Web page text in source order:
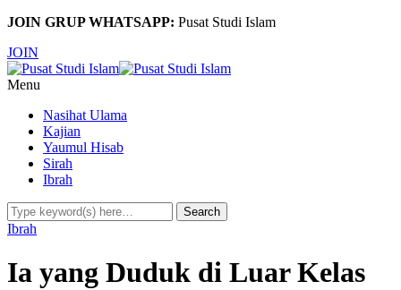
JOIN GRUP WHATSAPP: Pusat Studi Islam
JOIN
Menu
Nasihat Ulama
Kajian
Yaumul Hisab
Sirah
Ibrah
Ibrah
Ia yang Duduk di Luar Kelas